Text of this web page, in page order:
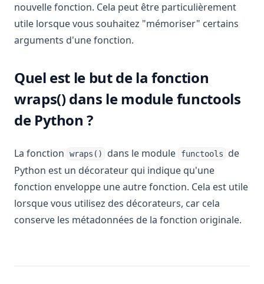
nouvelle fonction. Cela peut être particulièrement
utile lorsque vous souhaitez "mémoriser" certains
arguments d'une fonction.
Quel est le but de la fonction
wraps() dans le module functools
de Python ?
La fonction wraps() dans le module functools
de
Python est un décorateur qui indique qu'une
fonction enveloppe une autre fonction. Cela est utile
lorsque vous utilisez des décorateurs, car cela
conserve les métadonnées de la fonction originale.